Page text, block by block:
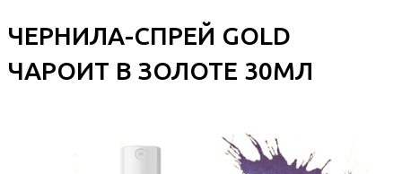
ЧЕРНИЛА-СПРЕЙ GOLD
ЧАРОИТ В ЗОЛОТЕ 30МЛ